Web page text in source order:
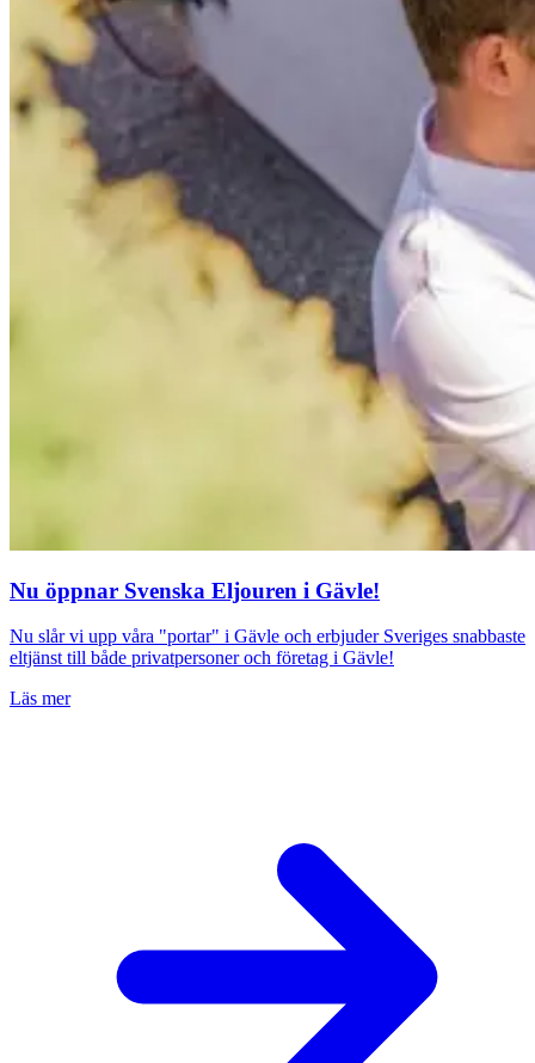
Nu öppnar Svenska Eljouren i Gävle!
Nu slår vi upp våra "portar" i Gävle och erbjuder Sveriges snabbaste
eltjänst till både privatpersoner och företag i Gävle!
Läs mer